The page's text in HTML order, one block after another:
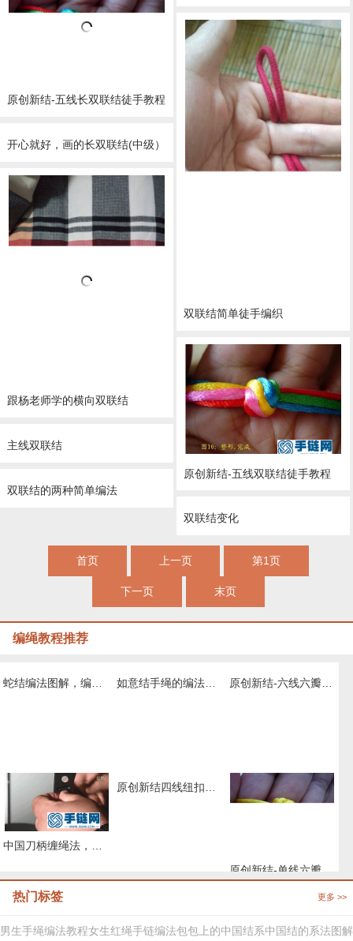
原创新结-五线长双联结徒手教程
双联结简单徒手编织
开心就好，画的长双联结(中级）
跟杨老师学的横向双联结
原创新结-五线双联结徒手教程
主线双联结
双联结的两种简单编法
双联结变化
首页 上一页 第1页
下一页 末页
编绳教程推荐
如意结手绳的编法图解
中国刀柄缠绳法，唐刀，小刀，菜刀都能通用的缠法教程大全
原创新结四线纽扣结徒手教程
更多 >>
热门标签
男生手绳编法教程女生红绳手链编法包包上的中国结系中国结的系法图解